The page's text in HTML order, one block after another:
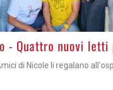
lei del nostro territorio